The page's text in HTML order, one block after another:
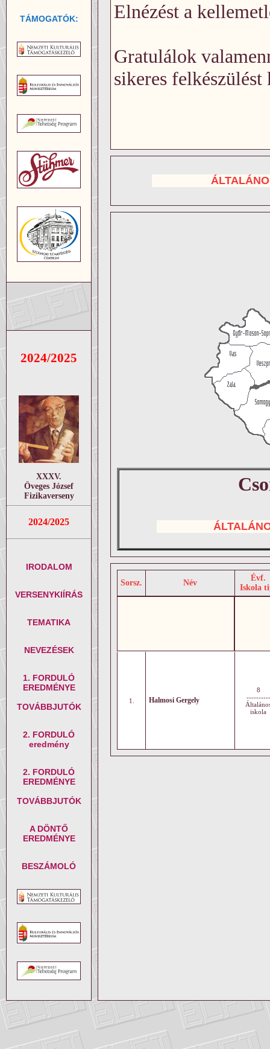
TÁMOGATÓK:
2024/2025
XXXV.
Öveges József
Fizikaverseny
2024/2025
IRODALOM
VERSENYKIÍRÁS
TEMATIKA
NEVEZÉSEK
1. FORDULÓ
EREDMÉNYE
TOVÁBBJUTÓK
2. FORDULÓ
eredmény
2. FORDULÓ
EREDMÉNYE
TOVÁBBJUTÓK
A DÖNTŐ
EREDMÉNYE
BESZÁMOLÓ
Elnézést a
Gratulálok
sikeres
Sorsz. Név
Évf.
Iskola
1. Halmosi Gergely
8
----------
iskola